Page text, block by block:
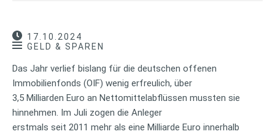
17.10.2024
GELD & SPAREN
Das Jahr verlief bislang für die deutschen offenen
Immobilienfonds (OIF) wenig erfreulich, über
3,5 Milliarden Euro an Nettomittelabflüssen mussten sie
hinnehmen. Im Juli zogen die Anleger
erstmals seit 2011 mehr als eine Milliarde Euro innerhalb